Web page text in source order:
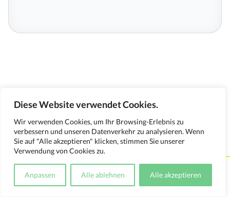
Diese Website verwendet Cookies.
Wir verwenden Cookies, um Ihr Browsing-Erlebnis zu
verbessern und unseren Datenverkehr zu analysieren. Wenn
Sie auf "Alle akzeptieren" klicken, stimmen Sie unserer
Verwendung von Cookies zu.
Anpassen Alle ablehnen Alle akzeptieren
Kontakt Impressum Datenschutzerklärung
Medienverwendungsnachweis